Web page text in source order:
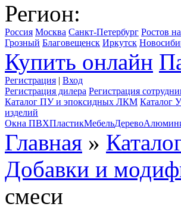
Регион:
Россия Москва Санкт-Петербург Ростов
Грозный Благовещенск Иркутск
Купить онлайн
Регистрация | Вход
Регистрация дилера Регистрация
Каталог ПУ и эпоксидных ЛКМ Каталог
изделий
Окна ПВХПластикМебельДерево
Главная »
Добавки и
смеси